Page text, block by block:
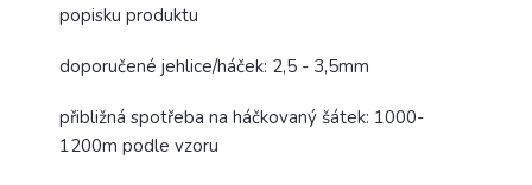
popisku produktu
doporučené jehlice/háček: 2,5 - 3,5mm
přibližná spotřeba na háčkovaný šátek: 1000-
1200m podle vzoru